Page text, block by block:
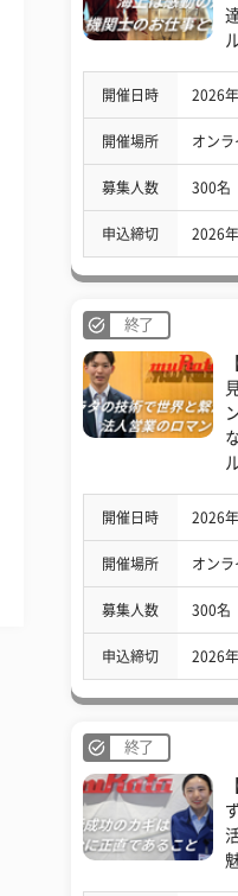
開催日時 2026
開催場所 オンラ
募集人数 300名
申込締切 2026
終了
開催日時 2026
開催場所 オンラ
募集人数 300名
申込締切 2026
終了